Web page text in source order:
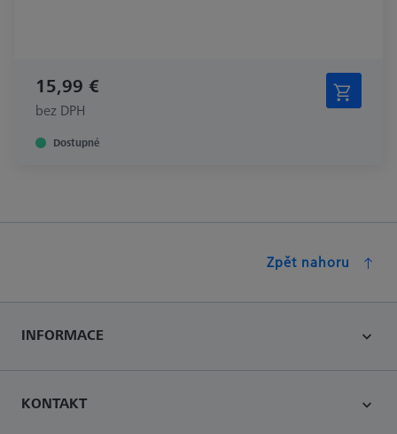
15,99 €
bez DPH
Dostupné
Zpět nahoru
INFORMACE
KONTAKT